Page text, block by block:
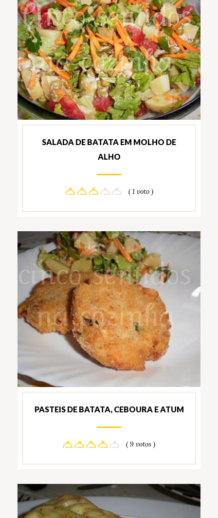
SALADA DE BATATA EM MOLHO DE
ALHO
( 1 voto )
PASTEIS DE BATATA, CEBOURA E ATUM
( 9 votos )